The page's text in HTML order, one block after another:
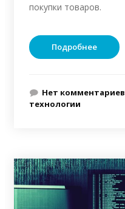
покупки товаров.
Подробнее
Нет комментариев
технологии